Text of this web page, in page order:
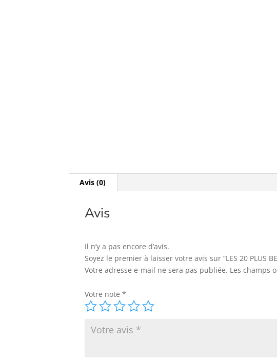
Avis (0)
Avis
Il n’y a pas encore d’avis.
Soyez le premier à laisser votre avis sur “LES 20 PLUS
Votre adresse e-mail ne sera pas publiée. Les champs
Votre note*